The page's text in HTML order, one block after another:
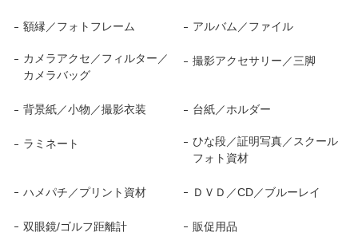
額縁／フォトフレーム アルバム／ファイル
カメラアクセ／フィルター／
カメラバッグ
撮影アクセサリー／三脚
背景紙／小物／撮影衣装 台紙／ホルダー
ラミネート
ひな段／証明写真／スクール
フォト資材
ハメパチ／プリント資材 ＤＶＤ／CD／ブルーレイ
双眼鏡/ゴルフ距離計 販促用品